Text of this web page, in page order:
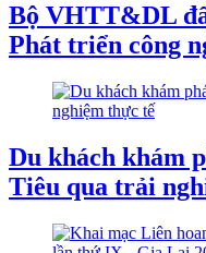
Bộ VHTT&DL
Phát triển công
Du khách khám
Tiêu qua trải